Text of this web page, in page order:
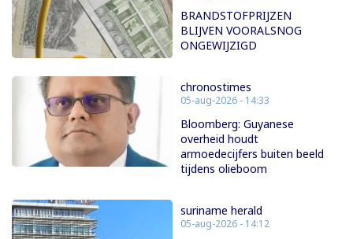
BRANDSTOFPRIJZEN
BLIJVEN VOORALSNOG
ONGEWIJZIGD
chronostimes
05-aug-2026 - 14:33
Bloomberg: Guyanese
overheid houdt
armoedecijfers buiten beeld
tijdens olieboom
suriname herald
05-aug-2026 - 14:12